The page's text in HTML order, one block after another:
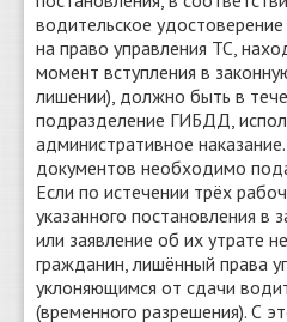
водительское
на право управления ТС,
момент вступления в
лишении), должно быть в
подразделение ГИБДД,
административное
документов необходимо
Если по истечении трёх
указанного постановления в
или заявление об их утрате
гражданин, лишённый права
уклоняющимся от сдачи
(временного разрешения). С